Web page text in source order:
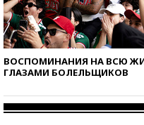
ВОСПОМИНАНИЯ НА ВСЮ
ГЛАЗАМИ БОЛЕЛЬЩИКОВ